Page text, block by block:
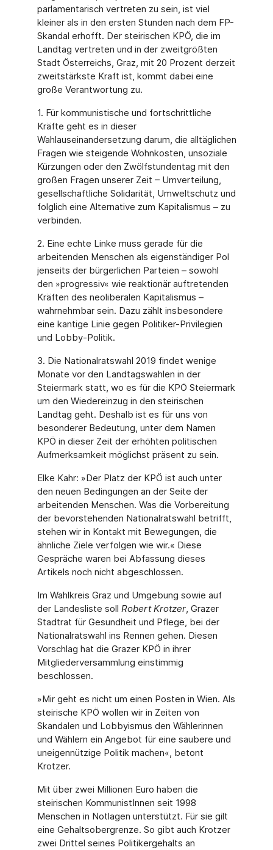
parlamentarisch vertreten zu sein, ist viel
kleiner als in den ersten Stunden nach dem FP-
Skandal erhofft. Der steirischen KPÖ, die im
Landtag vertreten und in der zweitgrößten
Stadt Österreichs, Graz, mit 20 Prozent derzeit
zweitstärkste Kraft ist, kommt dabei eine
große Verantwortung zu.
1. Für kommunistische und fortschrittliche
Kräfte geht es in dieser
Wahlauseinandersetzung darum, die alltäglichen
Fragen wie steigende Wohnkosten, unsoziale
Kürzungen oder den Zwölfstundentag mit den
großen Fragen unserer Zeit – Umverteilung,
gesellschaftliche Solidarität, Umweltschutz und
folglich eine Alternative zum Kapitalismus – zu
verbinden.
2. Eine echte Linke muss gerade für die
arbeitenden Menschen als eigenständiger Pol
jenseits der bürgerlichen Parteien – sowohl
den »progressiv« wie reaktionär auftretenden
Kräften des neoliberalen Kapitalismus –
wahrnehmbar sein. Dazu zählt insbesondere
eine kantige Linie gegen Politiker-Privilegien
und Lobby-Politik.
3. Die Nationalratswahl 2019 findet wenige
Monate vor den Landtagswahlen in der
Steiermark statt, wo es für die KPÖ Steiermark
um den Wiedereinzug in den steirischen
Landtag geht. Deshalb ist es für uns von
besonderer Bedeutung, unter dem Namen
KPÖ in dieser Zeit der erhöhten politischen
Aufmerksamkeit möglichst präsent zu sein.
Elke Kahr: »Der Platz der KPÖ ist auch unter
den neuen Bedingungen an der Seite der
arbeitenden Menschen. Was die Vorbereitung
der bevorstehenden Nationalratswahl betrifft,
stehen wir in Kontakt mit Bewegungen, die
ähnliche Ziele verfolgen wie wir.« Diese
Gespräche waren bei Abfassung dieses
Artikels noch nicht abgeschlossen.
Im Wahlkreis Graz und Umgebung sowie auf
der Landesliste soll Robert Krotzer, Grazer
Stadtrat für Gesundheit und Pflege, bei der
Nationalratswahl ins Rennen gehen. Diesen
Vorschlag hat die Grazer KPÖ in ihrer
Mitgliederversammlung einstimmig
beschlossen.
»Mir geht es nicht um einen Posten in Wien. Als
steirische KPÖ wollen wir in Zeiten von
Skandalen und Lobbyismus den Wählerinnen
und Wählern ein Angebot für eine saubere und
uneigennützige Politik machen«, betont
Krotzer.
Mit über zwei Millionen Euro haben die
steirischen KommunistInnen seit 1998
Menschen in Notlagen unterstützt. Für sie gilt
eine Gehaltsobergrenze. So gibt auch Krotzer
zwei Drittel seines Politikergehalts an